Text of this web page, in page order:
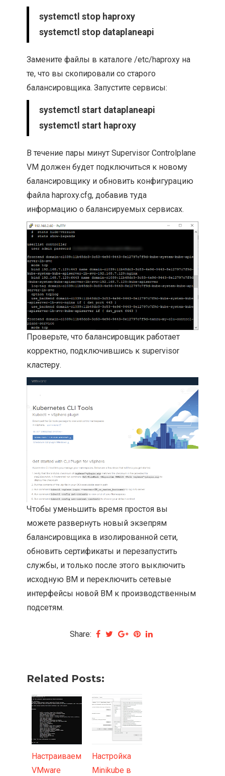
systemctl stop haproxy
systemctl stop dataplaneapi
Замените файлы в каталоге /etc/haproxy на
те, что вы скопировали со старого
балансировщика. Запустите сервисы:
systemctl start dataplaneapi
systemctl start haproxy
В течение пары минут Supervisor Controlplane
VM должен будет подключиться к новому
балансировщику и обновить конфигурацию
файла haproxy.cfg, добавив туда
информацию о балансируемых сервисах.
Проверьте, что балансировщик работает
корректно, подключившись к supervisor
кластеру.
Чтобы уменьшить время простоя вы
можете развернуть новый экзепрям
балансировщика в изолированной сети,
обновить сертификаты и перезапустить
службы, и только после этого выключить
исходную ВМ и переключить сетевые
интерфейсы новой ВМ к производственным
подсетям.
Share:
Related Posts:
Настраиваем
VMware
Настройка
Minikube в